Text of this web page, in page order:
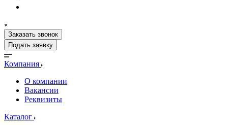
Заказать звонок
Подать заявку
Компания
О компании
Вакансии
Реквизиты
Каталог